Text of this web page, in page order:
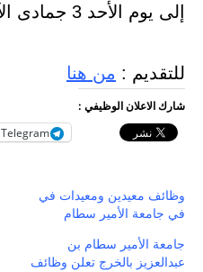
إلى يوم الأحد 3 جمادى الآخر القادم.
للتقديم : من هنا
شارك الاعلان الوظيفي :
Telegram
وظائف معيدين ومعيدات في
في جامعة الأمير سطام
جامعة الأمير سطام بن
عبدالعزيز بالخرج تعلن وظائف